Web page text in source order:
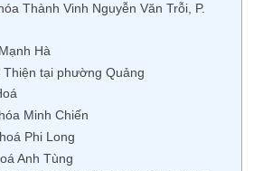
Thành Vinh Nguyễn Văn Trỗi, P.
Hà
Thiện tại phường Quảng
Minh Chiến
Phi Long
Anh Tùng